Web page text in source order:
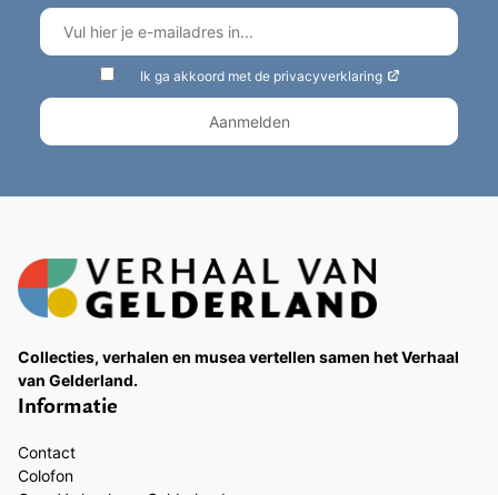
Ik ga akkoord met de privacyverklaring
Collecties, verhalen en musea vertellen samen het Verhaal
van Gelderland.
Informatie
Contact
Colofon